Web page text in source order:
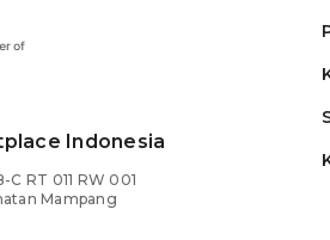
Indonesia
C RT 011 RW 001
Mampang